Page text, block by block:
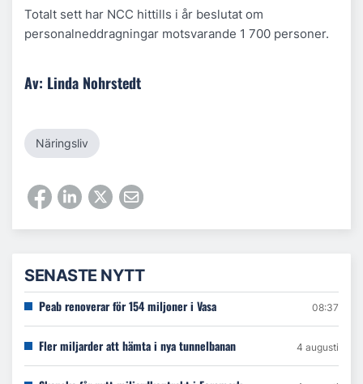
Totalt sett har NCC hittills i år beslutat om
personalneddragningar motsvarande 1 700 personer.
Av: Linda Nohrstedt
Näringsliv
SENASTE NYTT
Peab renoverar för 154 miljoner i Vasa 08:37
Fler miljarder att hämta i nya tunnelbanan 4 augusti